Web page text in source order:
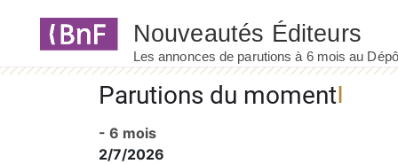
Parutions du moment
- 6 mois
2/7/2026